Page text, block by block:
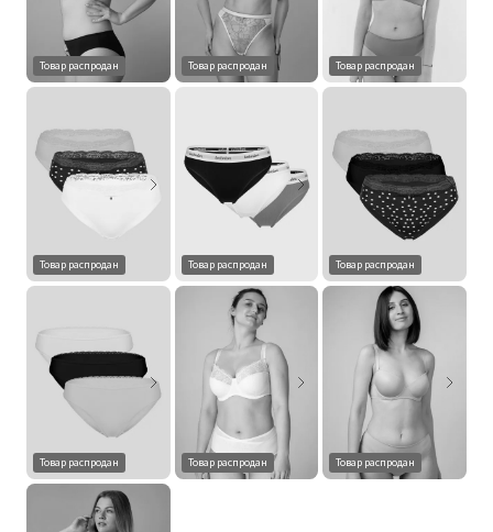
Товар распродан Товар распродан Товар распродан
Товар распродан Товар распродан Товар распродан
Товар распродан Товар распродан Товар распродан